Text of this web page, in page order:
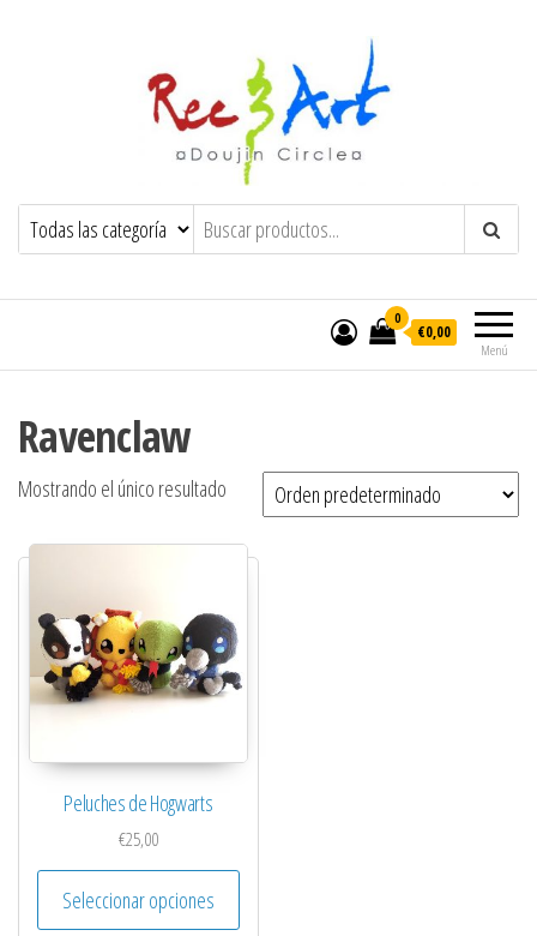
Rec & Art Trayendo felicidad y locura al mundo
Menú
0
€0,00
Ravenclaw
Mostrando el único resultado
Peluches de Hogwarts
€25,00
Seleccionar opciones
Este producto tiene múltiples variantes.